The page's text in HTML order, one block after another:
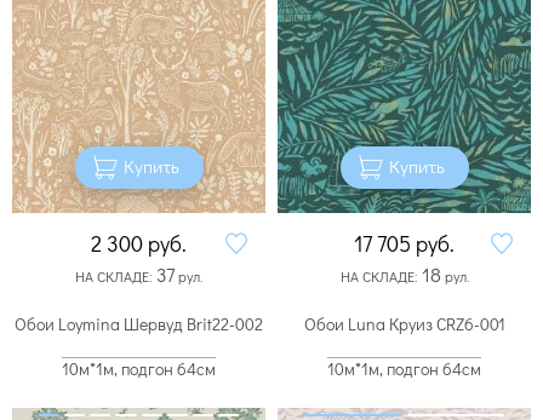
Купить
2 300 руб.
НА СКЛАДЕ: 37рул.
Купить
17 705 руб.
НА СКЛАДЕ: 18 рул.
Обои Loymina Шервуд Brit22-002
10м*1м, подгон 64см
Обои Luna Круиз CRZ6-001
10м*1м, подгон 64см